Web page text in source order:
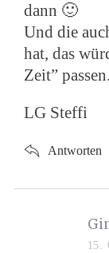
dann 🙂
Und die
hat, das
Zeit” passen.
LG Steffi
Antworten
15.